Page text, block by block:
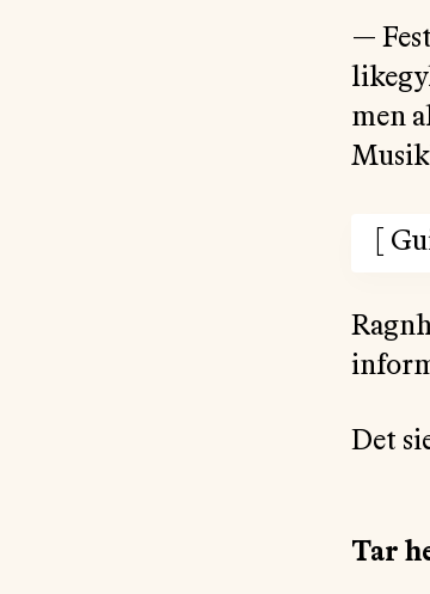
—
men
Det
Tar